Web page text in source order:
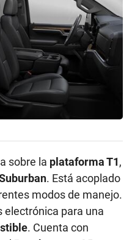
sobre la plataforma T1,
. Está acoplado
modos de manejo.
electrónica para una
. Cuenta con